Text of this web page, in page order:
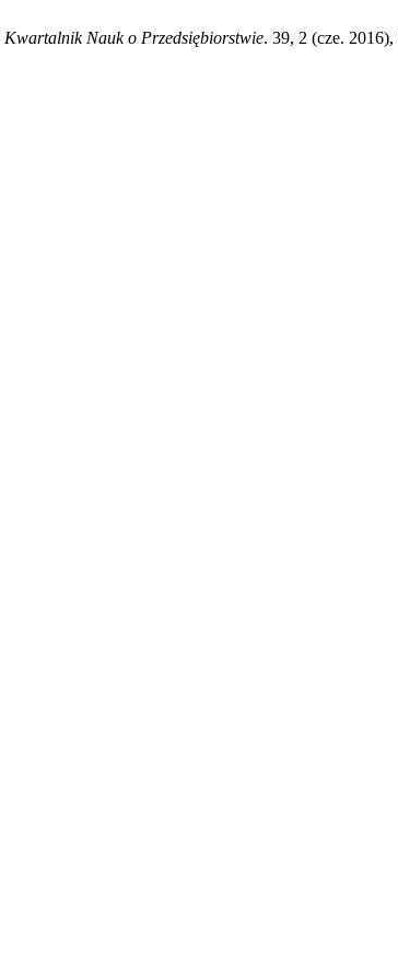
Kwartalnik Nauk o Przedsiębiorstwie. 39, 2 (cze. 2016),